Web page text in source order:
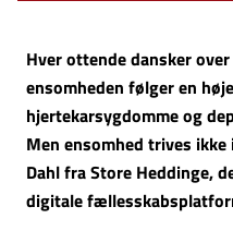
Hver ottende dansker
ensomheden følger en
hjertekarsygdomme og
Men ensomhed trives
Dahl fra Store Heddinge,
digitale